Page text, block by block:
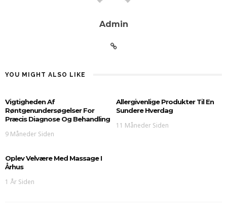
Admin
YOU MIGHT ALSO LIKE
Vigtigheden Af
Røntgenundersøgelser For
Præcis Diagnose Og Behandling
9 Måneder Siden
Allergivenlige Produkter Til En
Sundere Hverdag
11 Måneder Siden
Oplev Velvære Med Massage I
Århus
1 År Siden